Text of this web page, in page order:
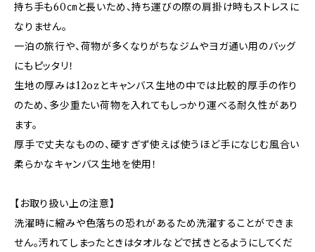
持ち手も60㎝と長いため、持ち運びの際の肩掛け時もストレスに
なりません。
一泊の旅行や、荷物が多くなりがちなジムやヨガ通い用のバッグ
にもピッタリ！
生地の厚みは12ozとキャンバス生地の中では比較的厚手の作り
のため、多少重たい荷物を入れてもしっかり運べる耐久性があり
ます。
厚手で丈夫なものの、硬すぎず使えば使うほど手になじむ風合い
柔らかなキャンバス生地を使用！
【お取り扱い上の注意】
洗濯時に縮みや色落ちの恐れがあるため洗濯することができま
せん。汚れてしまったときはタオルなどで拭きとるようにしてくだ